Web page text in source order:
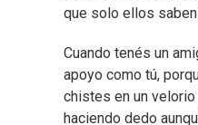
que solo ellos
Cuando tenés un
apoyo como tú,
chistes en un velorio
haciendo dedo